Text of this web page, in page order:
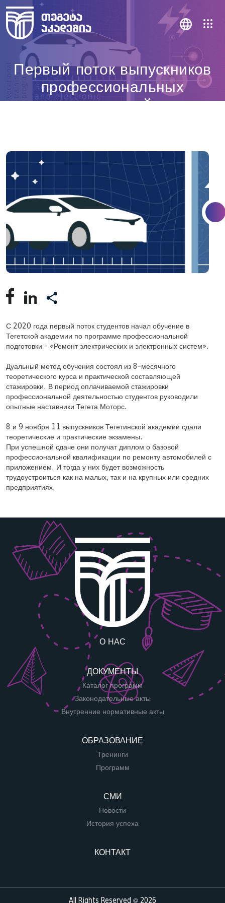
Первый поток выпускников
профессиональных
колледжей
С 2020 года первый поток студентов начал обучение в
Тегетской академии по программе профессиональной
подготовки - «Ремонт электрических и электронных систем».
Дуальный метод обучения состоял из 8-месячного
теоретического курса и практической составляющей
стажировки. В период оплачиваемой стажировки
профессиональной деятельностью студентов руководили
опытные наставники Тегета Моторс.
8 и 9 ноября 11 выпускников Тегетинской академии сдали
теоретические и практические экзамены.
При успешной сдаче они получат диплом о базовой
профессиональной квалификации по ремонту автомобилей с
приложением. И тогда у них будет возможность
трудоустроиться как на малых, так и на крупных или средних
предприятиях.
О НАС
ДОКУМЕНТЫ
Каталог программ
Законодательные акты
Внутренние нормативные акты
ОБРАЗОВАНИЕ
Тренинги
Программ
СМИ
Новости
История успеха
КОНТАКТ
All Rights Reserved © 2026